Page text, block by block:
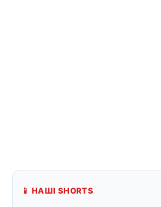
📱 НАШІ SHORTS